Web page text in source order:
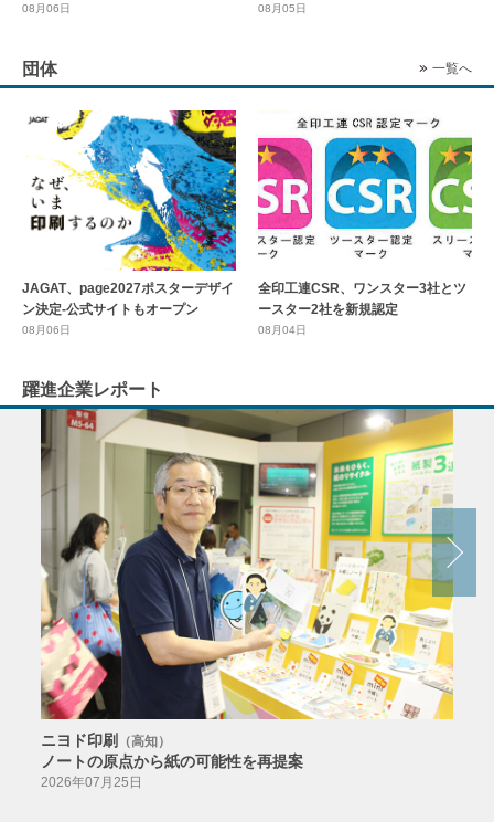
08月06日 08月05日
団体 一覧へ
JAGAT、page2027ポスターデザイ
ン決定-公式サイトもオープン
08月06日
全印工連CSR、ワンスター3社とツ
ースター2社を新規認定
08月04日
躍進企業レポート
ニヨド印刷 （高知）
ノートの原点から紙の可能性を再提案
2026年07月25日